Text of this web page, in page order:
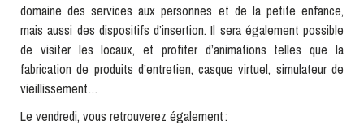
domaine des services aux personnes et de la petite enfance,
mais aussi des dispositifs d’insertion. Il sera également possible
de visiter les locaux, et profiter d’animations telles que la
fabrication de produits d’entretien, casque virtuel, simulateur de
vieillissement…
Le vendredi, vous retrouverez également :